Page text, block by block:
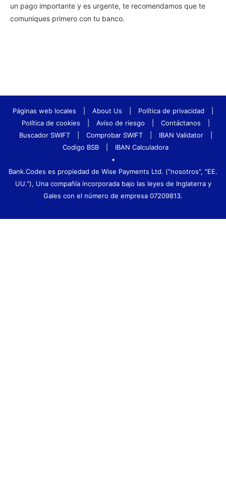
un pago importante y es urgente, te recomendamos que te
comuniques primero con tu banco.
Páginas web locales About Us Política de privacidad
Política de cookies
Aviso de riesgo Contáctanos
Buscador SWIFT
Comprobar SWIFT IBAN Validator
Codigo BSB
IBAN Calculadora
•
Bank.Codes es propiedad de Wise Payments Ltd. ("nosotros", "EE.
UU."), Una compañía incorporada bajo las leyes de Inglaterra y
Gales con el número de empresa 07209813.